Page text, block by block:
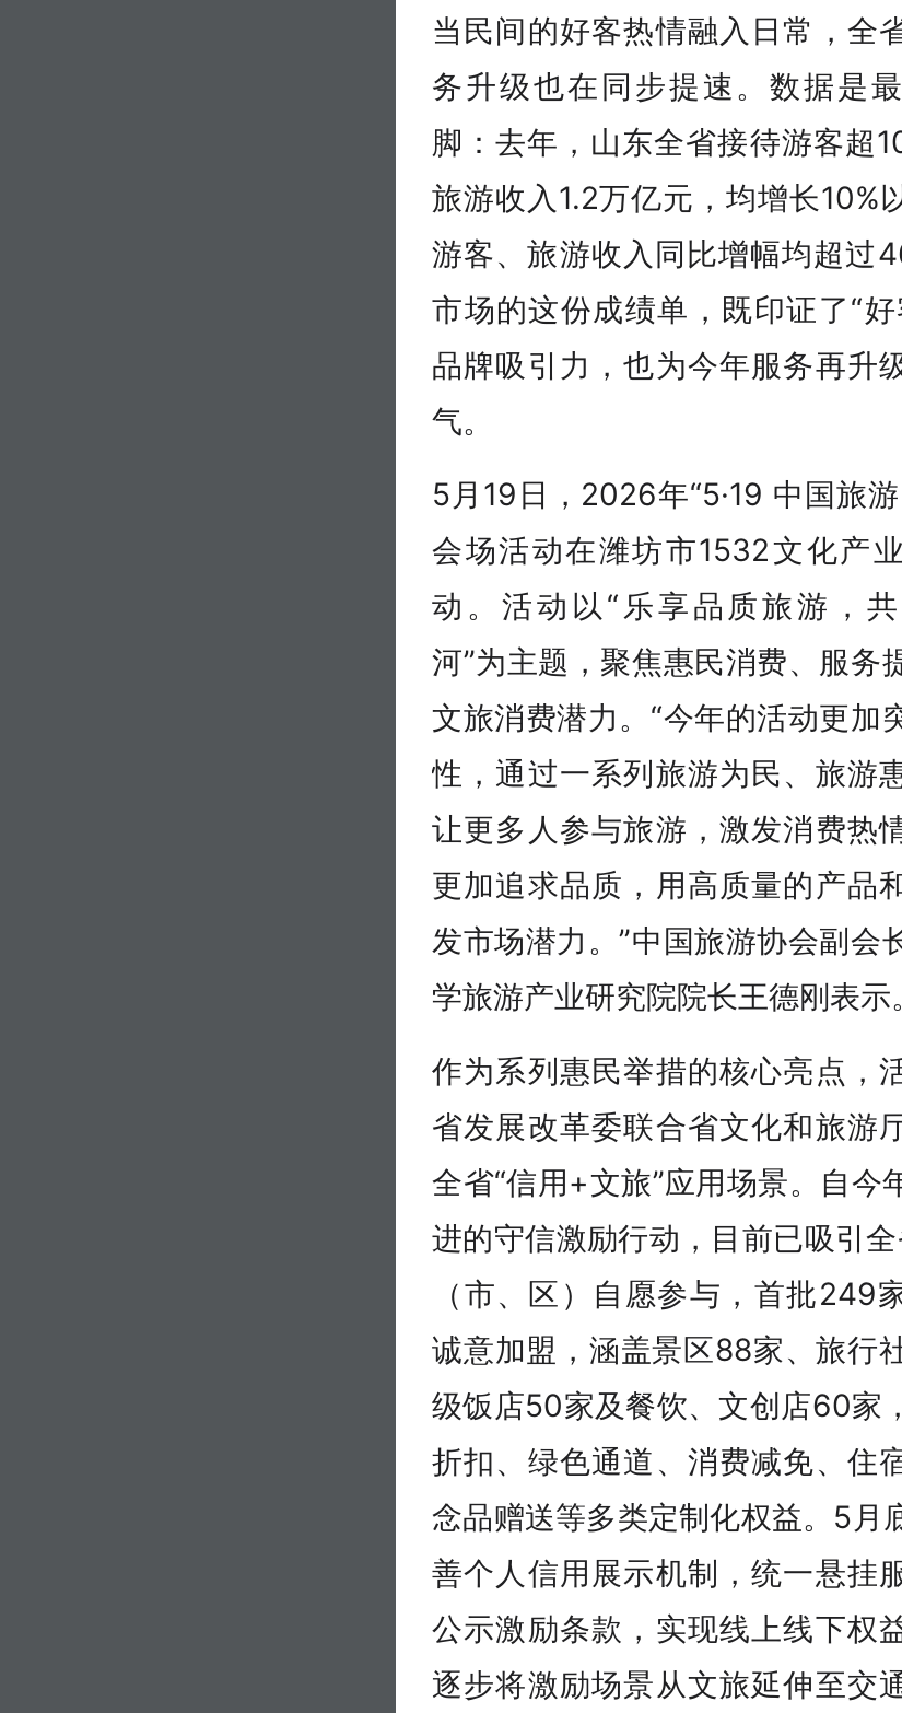
当民间的好客热情融入日常，全
务升级也在同步提速。数据是
脚：去年，山东全省接待游客超
旅游收入1.2万亿元，均增长10%
游客、旅游收入同比增幅均超过
市场的这份成绩单，既印证了“好
品牌吸引力，也为今年服务再升
气。
5月19日，2026年“5·19 中国旅
会场活动在潍坊市1532文化产
动。活动以“乐享品质旅游，
河”为主题，聚焦惠民消费、服务
文旅消费潜力。“今年的活动更加
性，通过一系列旅游为民、旅游
让更多人参与旅游，激发消费热
更加追求品质，用高质量的产品
发市场潜力。”中国旅游协会副会
学旅游产业研究院院长王德刚表示
作为系列惠民举措的核心亮点，
省发展改革委联合省文化和旅游
全省“信用+文旅”应用场景。自今
进的守信激励行动，目前已吸引
（市、区）自愿参与，首批249
诚意加盟，涵盖景区88家、旅行
级饭店50家及餐饮、文创店60家
折扣、绿色通道、消费减免、住
念品赠送等多类定制化权益。5月
善个人信用展示机制，统一悬挂
公示激励条款，实现线上线下权
逐步将激励场景从文旅延伸至交